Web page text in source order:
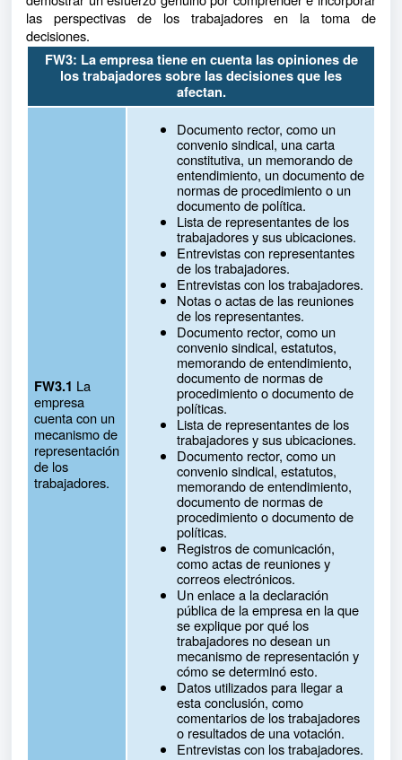
las perspectivas de los trabajadores en la toma de
decisiones.
FW3: La empresa tiene en cuenta las opiniones de
los trabajadores sobre las decisiones que les
afectan.
FW3.1 La
empresa
cuenta con un
mecanismo de
representación
de los
trabajadores.
Documento rector, como un
convenio sindical, una carta
constitutiva, un memorando de
entendimiento, un documento de
normas de procedimiento o un
documento de política.
Lista de representantes de los
trabajadores y sus ubicaciones.
Entrevistas con representantes
de los trabajadores.
Entrevistas con los trabajadores.
Notas o actas de las reuniones
de los representantes.
Documento rector, como un
convenio sindical, estatutos,
memorando de entendimiento,
documento de normas de
procedimiento o documento de
políticas.
Lista de representantes de los
trabajadores y sus ubicaciones.
Documento rector, como un
convenio sindical, estatutos,
memorando de entendimiento,
documento de normas de
procedimiento o documento de
políticas.
Registros de comunicación,
como actas de reuniones y
correos electrónicos.
Un enlace a la declaración
pública de la empresa en la que
se explique por qué los
trabajadores no desean un
mecanismo de representación y
cómo se determinó esto.
Datos utilizados para llegar a
esta conclusión, como
comentarios de los trabajadores
o resultados de una votación.
Entrevistas con los trabajadores.